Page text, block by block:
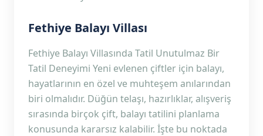
Fethiye Balayı Villası
Fethiye Balayı Villasında Tatil Unutulmaz Bir
Tatil Deneyimi Yeni evlenen çiftler için balayı,
hayatlarının en özel ve muhteşem anılarından
biri olmalıdır. Düğün telaşı, hazırlıklar, alışveriş
sırasında birçok çift, balayı tatilini planlama
konusunda kararsız kalabilir. İşte bu noktada